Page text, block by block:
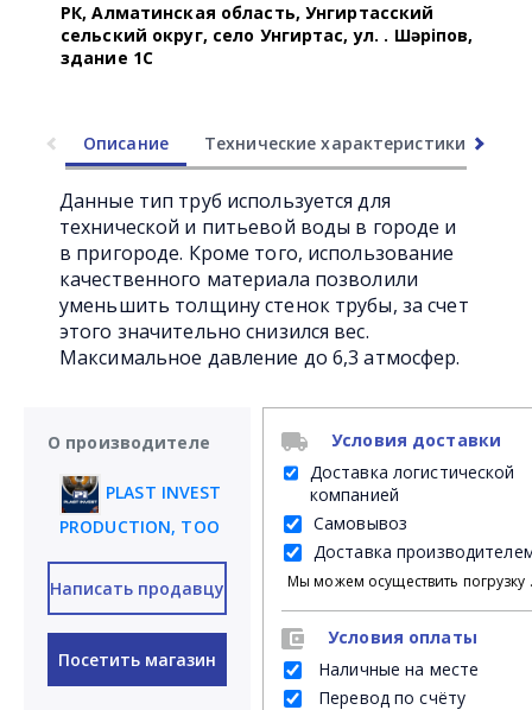
РК, Алматинская область, Унгиртасский
сельский округ, село Унгиртас, ул. Қ. Шәріпов,
здание 1С
Описание Технические характеристики
Данные тип труб используется для
технической и питьевой воды в городе и
в пригороде. Кроме того, использование
качественного материала позволили
уменьшить толщину стенок трубы, за счет
этого значительно снизился вес.
Максимальное давление до 6,3 атмосфер.
О производителе
PLAST INVEST
PRODUCTION, ТОО
Написать продавцу
Посетить магазин
Условия доставки
Доставка логистической
компанией
Самовывоз
Доставка
Мы можем осуществить погрузку
Условия оплаты
Наличные на месте
Перевод по счёту